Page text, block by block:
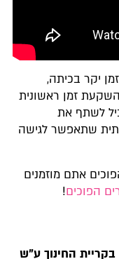
יקר בכיתה,
זמן ראשונית
לשתף את
שתאפשר לגישה
אתם מוזמנים
הפוכים!
החינוך ע"ש